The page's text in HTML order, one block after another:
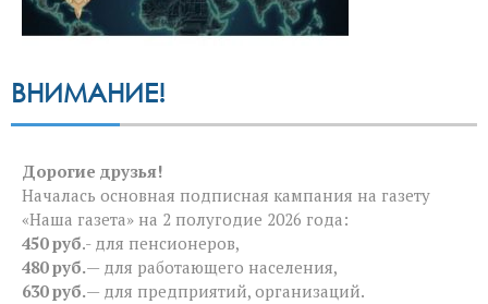
ВНИМАНИЕ!
Дорогие друзья!
Началась основная подписная кампания на газету
«Наша газета» на 2 полугодие 2026 года:
450 руб.- для пенсионеров,
480 руб.— для работающего населения,
630 руб.— для предприятий, организаций.